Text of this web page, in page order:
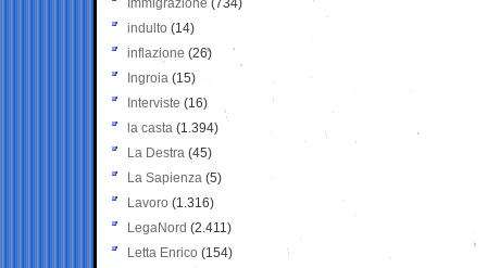
Immigrazione (734)
indulto (14)
inflazione (26)
Ingroia (15)
Interviste (16)
la casta (1.394)
La Destra (45)
La Sapienza (5)
Lavoro (1.316)
LegaNord (2.411)
Letta Enrico (154)